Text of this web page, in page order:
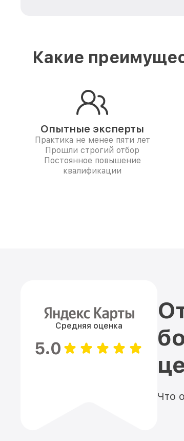
Какие
Опытные эксперты
Практика не менее пяти лет
Прошли строгий отбор
Постоянное повышение
квалификации
Средняя оценка
5.0
Что